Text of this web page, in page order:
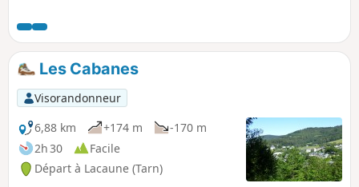
donne le fromage de Roquefort,
premier fromage français à avoir reçu
une appellation d’origine. Avec une
pause dans une jasse restaurée, la
traversée d’un hameau typique (vente
directe de fromage traditionnel de
brebis) et le retour à Murat par le
Castelas et son bourg ancien.
Les Cabanes
Visorandonneur
6,88 km
+174 m
-170 m
2h 30
Facile
Départ à Lacaune (Tarn)